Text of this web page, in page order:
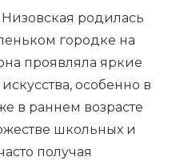
родилась
городке на
проявляла яркие
особенно в
в раннем возрасте
школьных и
получая